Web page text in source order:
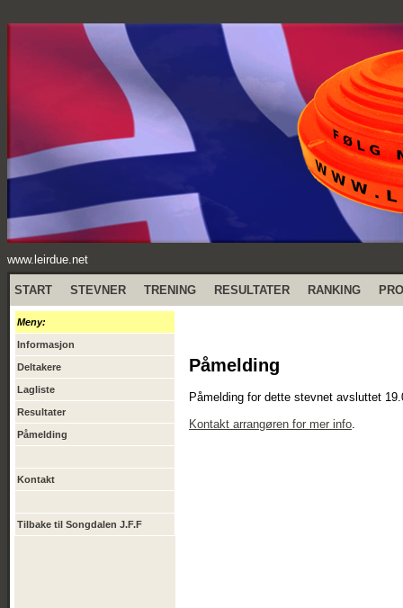
www.leirdue.net
START STEVNER TRENING RESULTATER RANKING
Meny:
Informasjon
Deltakere
Lagliste
Resultater
Påmelding
Kontakt
Tilbake til Songdalen J.F.F
Påmelding
Påmelding for dette stevnet avsluttet
Kontakt arrangøren for mer info.